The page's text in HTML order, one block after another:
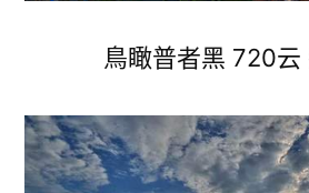
鳥瞰普者黑 720云